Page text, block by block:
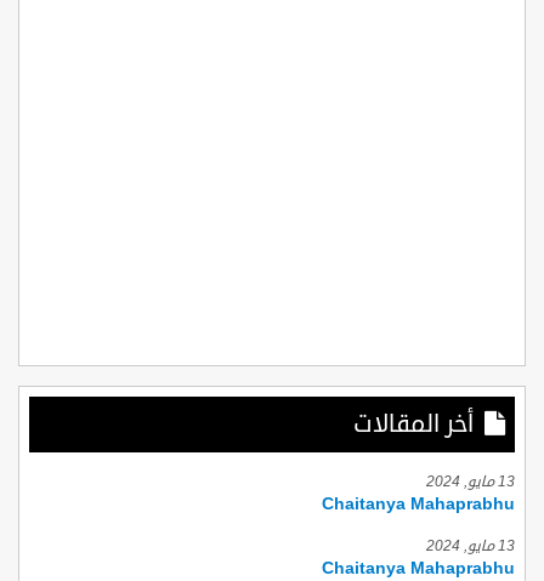
أخر المقالات
13 مايو, 2024
Chaitanya Mahaprabhu
13 مايو, 2024
Chaitanya Mahaprabhu